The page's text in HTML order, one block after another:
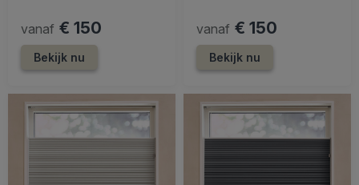
vanaf € 150
Bekijk nu
vanaf € 150
Bekijk nu